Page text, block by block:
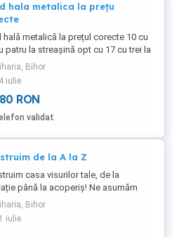
hala metalica la prețu
hală metalică la prețul corecte 10 cu
patru la streașină opt cu 17 cu trei la
12 cu 30 cu patru la streașină
cu 40 cu patru la streașină facem și
doar pe comandă mai multe
la număr de telefon ne deplasăm
în țară transportul este gratuit
Bihor
iulie
RON
validat
de la A la Z
casa visurilor tale, de la
până la acoperiș! Ne asumăm
completă de case unifamiliale,
de vacanță și spații comunitare.
ta este necesară doar în etapa
Bihor
iulie